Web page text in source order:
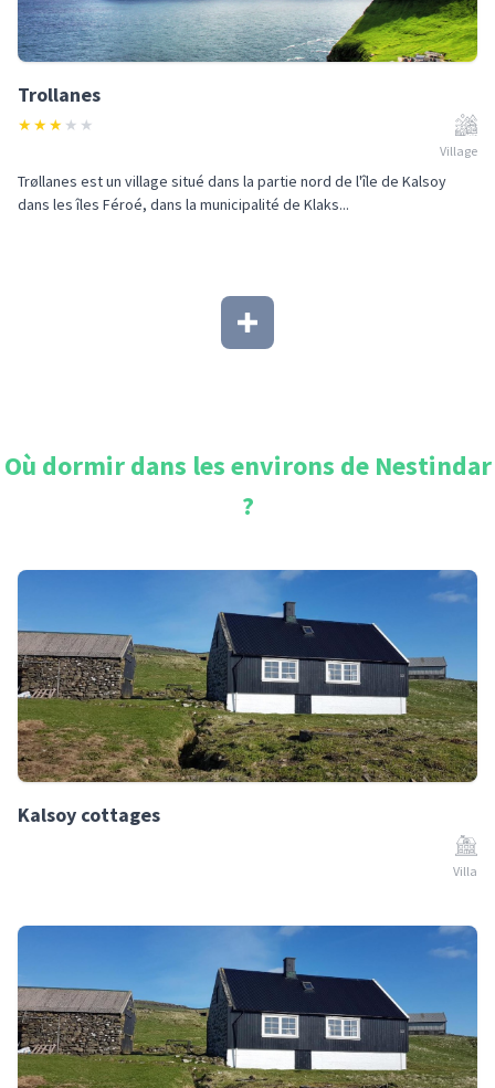
Trollanes
★★★ ★ ★
Village
Trøllanes est un village situé dans la partie nord de l'île de Kalsoy
dans les îles Féroé, dans la municipalité de Klaks...
Où dormir dans les environs de Nestindar
?
Kalsoy cottages
Villa